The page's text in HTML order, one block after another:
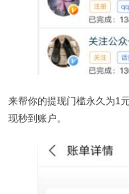
来帮你的提现门槛永久为1
现秒到账户。